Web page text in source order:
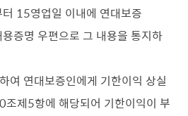
15영업일 이내에 연대보증
증명 우편으로 그 내용을 통지하
연대보증인에게 기한이익 상실
제5항에 해당되어 기한이익이 부